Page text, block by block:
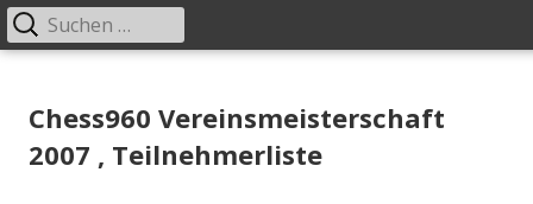
zum
Primäres
Suchen
nach:
Chess960 Vereinsmeisterschaft
2007 , Teilnehmerliste